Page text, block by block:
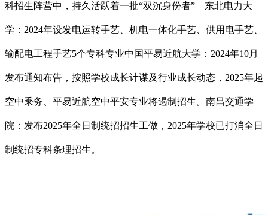
科招生阵营中，持久活跃着一批“双沉身份者”—东北电力大
学：2024年设发电运转手艺、机电一体化手艺、供用电手艺、
输配电工程手艺5个专科专业中国平易近航大学：2024年10月
发布通知布告，按照学校成长计谋及行业成长动态，2025年起
空中乘务、平易近航空中平安专业将遏制招生。南昌交通学
院：发布2025年全日制统招招生工做，2025年学校已打消全日
制统招专科条理招生。